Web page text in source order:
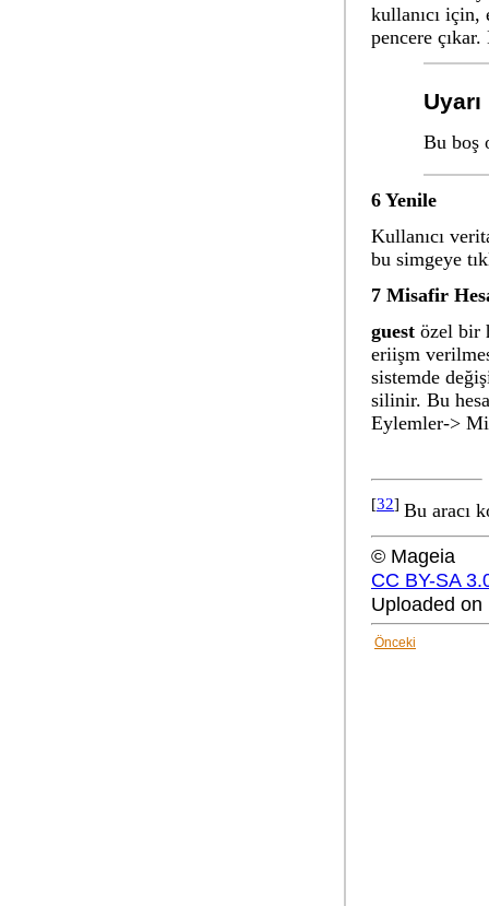
kullanıcı
pencere
Uyarı
Bu boş
6 Yenile
Kullanıcı
bu simgeye
7 Misafir
guest özel bir
eriişm
sistemde
silinir. Bu
Eylemler->
[32] Bu aracı
© Mageia
CC BY-SA
Uploaded
Önceki